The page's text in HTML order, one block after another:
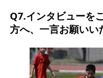
Q7.インタビューを
方へ、一言お願いい